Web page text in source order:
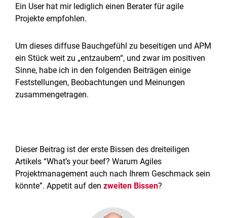
Ein User hat mir lediglich einen Berater für agile
Projekte empfohlen.
Um dieses diffuse Bauchgefühl zu beseitigen und APM
ein Stück weit zu „entzaubern“, und zwar im positiven
Sinne, habe ich in den folgenden Beiträgen einige
Feststellungen, Beobachtungen und Meinungen
zusammengetragen.
Dieser Beitrag ist der erste Bissen des dreiteiligen
Artikels “What’s your beef? Warum Agiles
Projektmanagement auch nach Ihrem Geschmack sein
könnte”. Appetit auf den zweiten Bissen?